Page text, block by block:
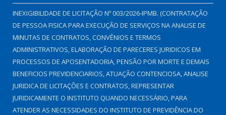
INEXIGIBILIDADE DE LICITAÇÃO Nº 003/2026-IPMB. (CONTRATAÇÃO
DE PESSOA FISICA PARA EXECUÇÃO DE SERVIÇOS NA ANALISE DE
MINUTAS DE CONTRATOS, CONVÊNIOS E TERMOS
ADMINISTRATIVOS, ELABORAÇÃO DE PARECERES JURIDICOS EM
PROCESSOS DE APOSENTADORIA, PENSÃO POR MORTE E DEMAIS
BENEFICIOS PREVIDENCIARIOS, ATUAÇÃO CONTENCIOSA, ANALISE
JURIDICA DE LICITAÇÕES E CONTRATOS, REPRESENTAR
JURIDICAMENTE O INSTITUTO QUANDO NECESSÁRIO, PARA
ATENDER AS NECESSIDADES DO INSTITUTO DE PREVIDÊNCIA DO